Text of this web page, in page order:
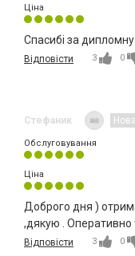
Ціна
Спасибі за дипломну
Відповісти 3 0
Стефаник
Обслуговування
Ціна
Доброго дня )
,дякую . Оперативно
Відповісти 3 0